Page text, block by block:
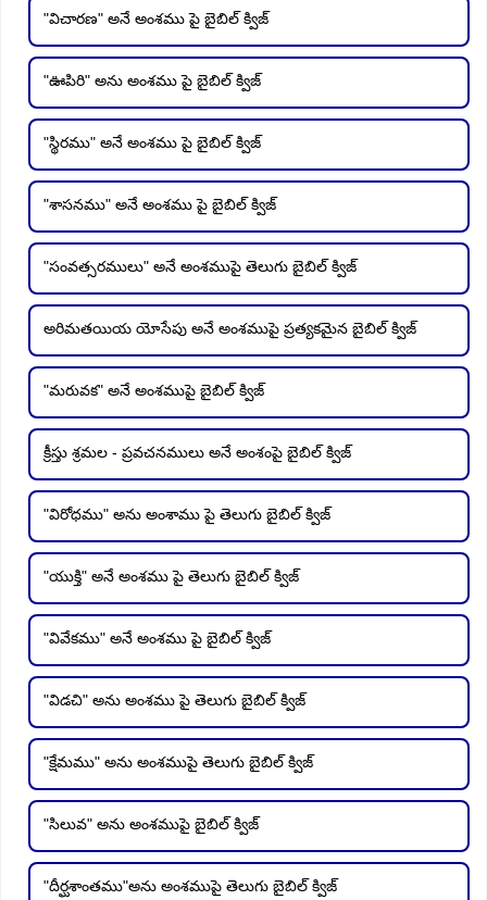
"విచారణ" అనే అంశము పై బైబిల్ క్విజ్
"ఊపిరి" అను అంశము పై బైబిల్ క్విజ్
"స్థిరము" అనే అంశము పై బైబిల్ క్విజ్
"శాసనము" అనే అంశము పై బైబిల్ క్విజ్
"సంవత్సరములు" అనే అంశముపై తెలుగు బైబిల్ క్విజ్
అరిమతయియ యోసేపు అనే అంశముపై ప్రత్యకమైన బైబిల్ క్విజ్
"మరువక" అనే అంశముపై బైబిల్ క్విజ్
క్రీస్తు శ్రమల - ప్రవచనములు అనే అంశంపై బైబిల్ క్విజ్
"విరోధము" అను అంశాము పై తెలుగు బైబిల్ క్విజ్
"యుక్తి" అనే అంశము పై తెలుగు బైబిల్ క్విజ్
"వివేకము" అనే అంశము పై బైబిల్ క్విజ్
"విడచి" అను అంశము పై తెలుగు బైబిల్ క్విజ్
"క్షేమము" అను అంశముపై తెలుగు బైబిల్ క్విజ్
"సిలువ" అను అంశముపై బైబిల్ క్విజ్
"దీర్ఘశాంతము"అను అంశముపై తెలుగు బైబిల్ క్విజ్